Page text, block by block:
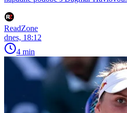
ReadZone
dnes, 18:12
4 min